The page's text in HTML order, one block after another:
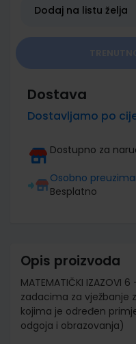
galleryDodaj na listu želja
Dostava
Dostavljamo po
Dostupno za
Osobno
Besplatno
Opis proizvoda
MATEMATIČKI IZAZOVI
zadacima za vježbanje
kojima je određen
odgoja i obrazovanja)